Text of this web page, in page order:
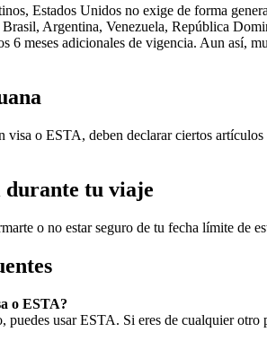
Estados Unidos no exige de forma
Argentina, Venezuela, República
6 meses adicionales de vigencia. Aun así,
visa o ESTA, deben declarar ciertos
durante tu viaje
o no estar seguro de tu fecha límite de
o ESTA?
puedes usar ESTA. Si eres de cualquier